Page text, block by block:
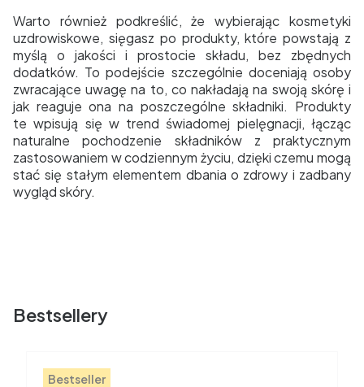
Warto również podkreślić, że wybierając kosmetyki
uzdrowiskowe, sięgasz po produkty, które powstają z
myślą o jakości i prostocie składu, bez zbędnych
dodatków. To podejście szczególnie doceniają osoby
zwracające uwagę na to, co nakładają na swoją skórę i
jak reaguje ona na poszczególne składniki. Produkty
te wpisują się w trend świadomej pielęgnacji, łącząc
naturalne pochodzenie składników z praktycznym
zastosowaniem w codziennym życiu, dzięki czemu mogą
stać się stałym elementem dbania o zdrowy i zadbany
wygląd skóry.
Bestsellery
Bestseller